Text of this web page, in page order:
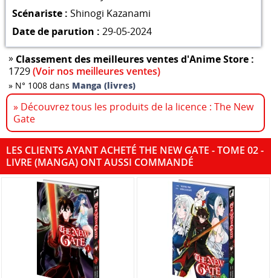
Scénariste : Shinogi Kazanami
Date de parution : 29-05-2024
» Classement des meilleures ventes d'Anime Store :
1729(Voir nos meilleures ventes)
» N° 1008 dans Manga (livres)
» Découvrez tous les produits de la licence : The New
Gate
LES CLIENTS AYANT ACHETÉ THE NEW GATE - TOME 02 -
LIVRE (MANGA) ONT AUSSI COMMANDÉ